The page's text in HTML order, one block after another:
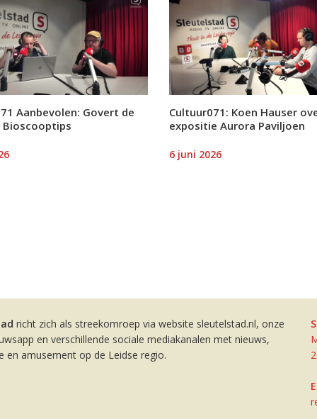
Aanbevolen: Govert de
Bioscooptips
Cultuur071: Koen Hauser
expositie Aurora Paviljoen
6 juni 2026
richt zich als streekomroep via website sleutelstad.nl, onze
en verschillende sociale mediakanalen met nieuws,
en amusement op de Leidse regio.